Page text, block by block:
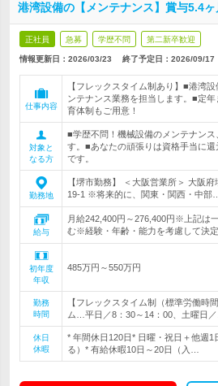
港湾設備の【メンテナンス】賞与5.4
正社員 急募 学歴不問 第二新卒歓迎
情報更新日：2026/03/23 終了予定日： 2026/09/17
仕事内容
【フレックスタイム制あり】■港湾
ンテナンス業務を担当します。■定
育体制もご用意！
対象と
なる方
■学歴不問！機械設備のメンテナン
す。■あなたの頑張りは資格手当に
です。
勤務地
【堺市勤務】 ＜大阪営業所＞ 大阪
19-1 ※将来的に、関東・関西・中部…
給与
月給242,400円～276,400円※上記は
む※経験・年齢・能力を考慮して決
初年度
年収
485万円～550万円
勤務
時間
【フレックスタイム制（標準労働時
ム…平日／8：30～14：00、土曜日／
休日
休暇
* 年間休日120日* 日曜・祝日＋他週1
る）* 有給休暇10日～20日（入…